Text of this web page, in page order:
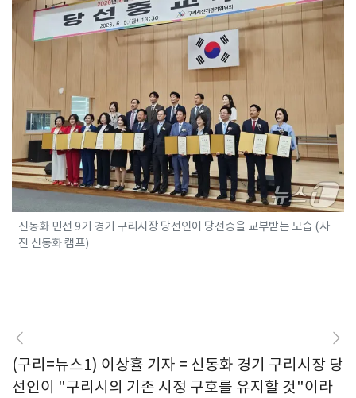
신동화 민선 9기 경기 구리시장 당선인이 당선증을 교부받는 모습 (사
진 신동화 캠프)
(구리=뉴스1) 이상휼 기자 = 신동화 경기 구리시장 당
선인이 "구리시의 기존 시정 구호를 유지할 것"이라